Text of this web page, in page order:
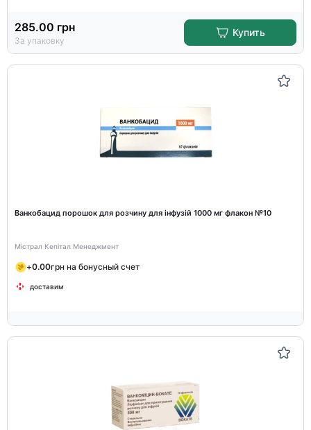
285.00 грн
За упаковку
Купить
Ванкобацид порошок для розчину для інфузій 1000 мг флакон №10
Містрал Кепітал Менеджмент
+0.00грн на бонусный счет
доставим